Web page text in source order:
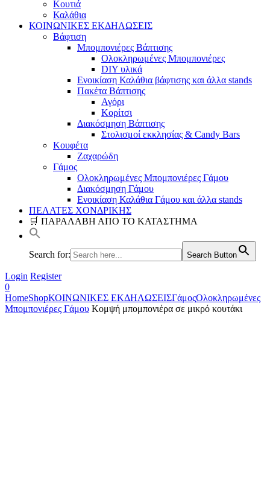
Κουτιά
Καλάθια
ΚΟΙΝΩΝΙΚΕΣ ΕΚΔΗΛΩΣΕΙΣ
Βάφτιση
Μπομπονιέρες Βάπτισης
Ολοκληρωμένες Μπομπονιέρες
DIY υλικά
Ενοικίαση Καλάθια βάφτισης και άλλα stands
Πακέτα Βάπτισης
Αγόρι
Κορίτσι
Διακόσμηση Βάπτισης
Στολισμοί εκκλησίας & Candy Bars
Κουφέτα
Ζαχαρώδη
Γάμος
Ολοκληρωμένες Μπομπονιέρες Γάμου
Διακόσμηση Γάμου
Ενοικίαση Καλάθια Γάμου και άλλα stands
ΠΕΛΑΤΕΣ ΧΟΝΔΡΙΚΗΣ
🛒 ΠΑΡΑΛΑΒΗ ΑΠΟ ΤΟ ΚΑΤΑΣΤΗΜΑ
Search for: Search Button
Login Register
0
HomeShopΚΟΙΝΩΝΙΚΕΣ ΕΚΔΗΛΩΣΕΙΣΓάμοςΟλοκληρωμένες
Μπομπονιέρες Γάμου Κομψή μπομπονιέρα σε μικρό κουτάκι